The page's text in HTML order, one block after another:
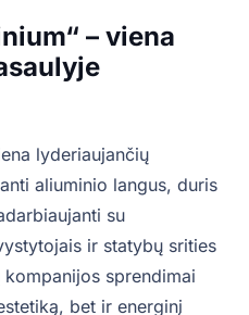
– viena
lyderiaujančių
aliuminio langus, duris
su
ir statybų srities
sprendimai
bet ir energinį